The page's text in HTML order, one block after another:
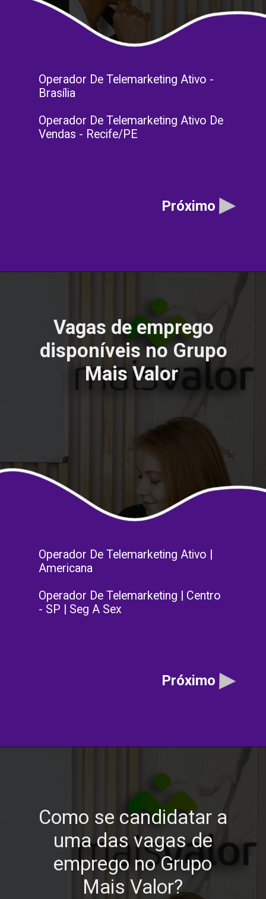
Operador De Telemarketing Ativo -
Brasília
Operador De Telemarketing Ativo De
Vendas - Recife/PE
Próximo
Operador De Telemarketing Ativo |
Americana
Operador De Telemarketing | Centro
- SP | Seg A Sex
Vagas de emprego
disponíveis no Grupo
Mais Valor
Próximo
Como se candidatar a
uma das vagas de
emprego no Grupo
Mais Valor?